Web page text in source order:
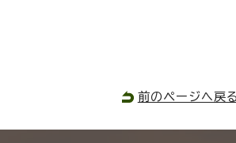
前のページへ戻る